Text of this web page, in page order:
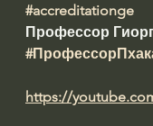
#accreditationge
Профессор
https://